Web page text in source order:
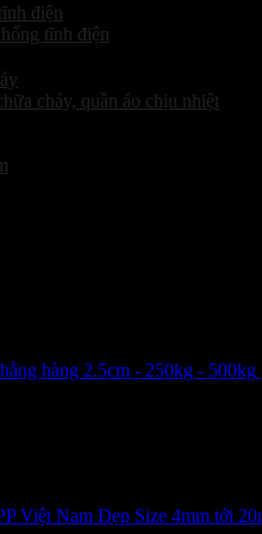
điện
tĩnh điện
cháy, quần áo chịu nhiệt
hàng 2.5cm - 250kg - 500kg
Việt Nam Đẹp Size 4mm tới